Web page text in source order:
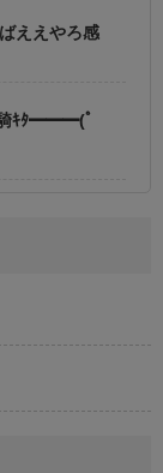
ええやろ感
騎ｷﾀ━━━(ﾟ